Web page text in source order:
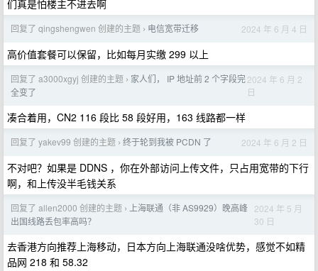
们真是怕楼主不进去啊
回复了 qingshengwen 创建的主题 › 电信宽带迁移 2024 年 6 月 4 日
高价值套餐可以保留，比如每月实缴 299 以上
回复了 a3000xgyj 创建的主题 › 家人们， IP 地址前 2 个字段完
全变了
2024 年 6 月 2
日
凑合着用，CN2 116 段比 58 段好用，163 线路都一样
回复了 yakev99 创建的主题 › 终于轮到我被 PCDN 了 2024 年 6 月 2 日
不对吧？如果是 DDNS ，你在外部访问上传文件，只占用宽带的下行
啊，和上传没半毛钱关系
回复了 allen2000 创建的主题 ›
上海联通（非 AS9929）晚高峰
出国线路丢包率高吗？
2024 年 5 月
30 日
去香港方向推荐上海移动，日本方向上海联通没啥优势，感觉不如精
品网 218 和 58.32